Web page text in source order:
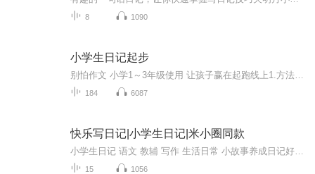
8 1090
小学生日记起步
184 6087
快乐写日记|小学生日记|米小圈同款
15 1056